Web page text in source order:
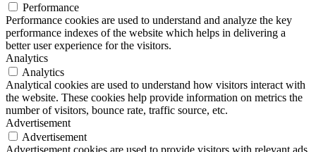
Performance
Performance cookies are used to understand and analyze the key
performance indexes of the website which helps in delivering a
better user experience for the visitors.
Analytics
Analytics
Analytical cookies are used to understand how visitors interact with
the website. These cookies help provide information on metrics the
number of visitors, bounce rate, traffic source, etc.
Advertisement
Advertisement
Advertisement cookies are used to provide visitors with relevant ads